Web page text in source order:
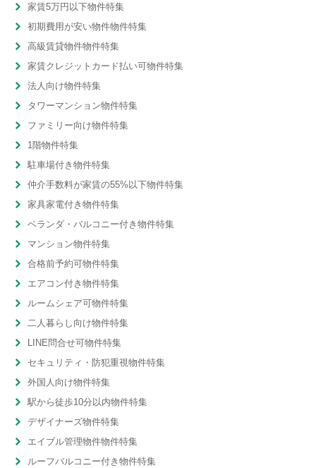
家賃5万円以下物件特集
初期費用が安い物件物件特集
高級賃貸物件物件特集
家賃クレジットカード払い可物件特集
法人向け物件特集
タワーマンション物件特集
ファミリー向け物件特集
1階物件特集
駐車場付き物件特集
仲介手数料が家賃の55%以下物件特集
家具家電付き物件特集
ベランダ・バルコニー付き物件特集
マンション物件特集
合格前予約可物件特集
エアコン付き物件特集
ルームシェア可物件特集
二人暮らし向け物件特集
LINE問合せ可物件特集
セキュリティ・防犯重視物件特集
外国人向け物件特集
駅から徒歩10分以内物件特集
デザイナーズ物件特集
エイブル管理物件物件特集
ルーフバルコニー付き物件特集